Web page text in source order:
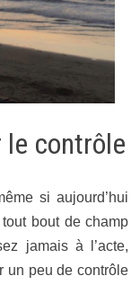
le contrôle
si aujourd’hui
bout de champ
jamais à l’acte,
un peu de contrôle